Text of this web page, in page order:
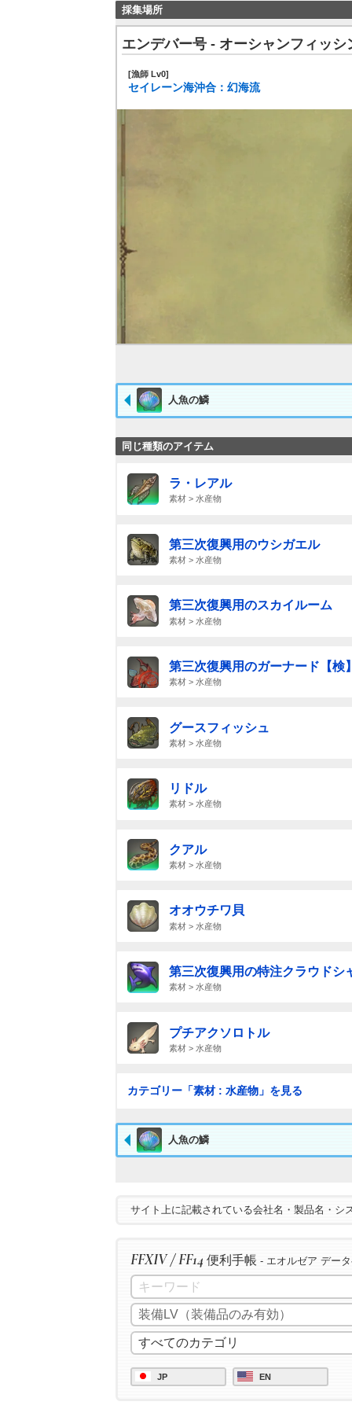
採集場所
エンデバー号 - オーシャンフィッシ
[漁師 Lv0]
セイレーン海沖合：幻海流
人魚の鱗
同じ種類のアイテム
ラ・レアル
素材 > 水産物
第三次復興用のウシガエル
素材 > 水産物
第三次復興用のスカイルーム
素材 > 水産物
第三次復興用のガーナード【検
素材 > 水産物
グースフィッシュ
素材 > 水産物
リドル
素材 > 水産物
クアル
素材 > 水産物
オオウチワ貝
素材 > 水産物
第三次復興用の特注クラウドシ
素材 > 水産物
プチアクソロトル
素材 > 水産物
カテゴリー「素材 : 水産物」を見る
人魚の鱗
サイト上に記載されている会社名・製品名・シ
FFXIV / FF14 便利手帳 - エオルゼア デー
JP EN